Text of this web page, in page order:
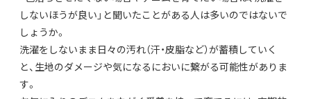
しないほうが良い」と聞いたことがある人は多いのではないで
しょうか。
洗濯をしないまま日々の汚れ（汗・皮脂など）が蓄積していく
と、生地のダメージや気になるにおいに繋がる可能性がありま
す。